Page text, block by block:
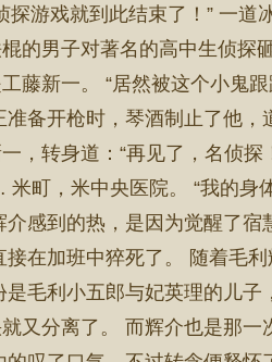
探游戏就到此结束了！” 一
的男子对著名的高中生侦
藤新一。 “居然被这个小鬼
备开枪时，琴酒制止了他
，转身道：“再见了，名侦
町，米中央医院。 “我的身
感到的热，是因为觉醒了
在加班中猝死了。 随着毛
毛利小五郎与妃英理的儿
又分离了。 而辉介也是那